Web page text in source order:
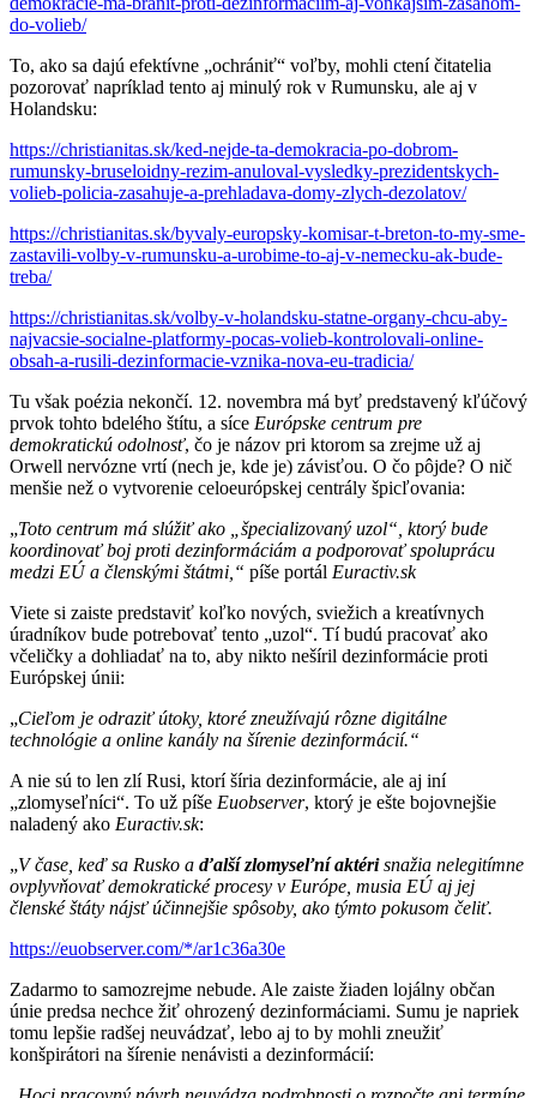
do-volieb/
To, ako sa dajú efektívne „ochrániť“ voľby, mohli ctení čitatelia
pozorovať napríklad tento aj minulý rok v Rumunsku, ale aj v
Holandsku:
https://christianitas.sk/ked-nejde-ta-demokracia-po-dobrom-
rumunsky-bruseloidny-rezim-anuloval-vysledky-prezidentskych-
volieb-policia-zasahuje-a-prehladava-domy-zlych-dezolatov/
https://christianitas.sk/byvaly-europsky-komisar-t-breton-to-my-sme-
zastavili-volby-v-rumunsku-a-urobime-to-aj-v-nemecku-ak-bude-
treba/
https://christianitas.sk/volby-v-holandsku-statne-organy-chcu-aby-
najvacsie-socialne-platformy-pocas-volieb-kontrolovali-online-
obsah-a-rusili-dezinformacie-vznika-nova-eu-tradicia/
Tu však poézia nekončí. 12. novembra má byť predstavený kľúčový
prvok tohto bdelého štítu, a síce Európske centrum pre
demokratickú odolnosť, čo je názov pri ktorom sa zrejme už aj
Orwell nervózne vrtí (nech je, kde je) závisťou. O čo pôjde? O nič
menšie než o vytvorenie celoeurópskej centrály špicľovania:
„Toto centrum má slúžiť ako „špecializovaný uzol“, ktorý bude
koordinovať boj proti dezinformáciám a podporovať spoluprácu
medzi EÚ a členskými štátmi,“ píše portál Euractiv.sk
Viete si zaiste predstaviť koľko nových, sviežich a kreatívnych
úradníkov bude potrebovať tento „uzol“. Tí budú pracovať ako
včeličky a dohliadať na to, aby nikto nešíril dezinformácie proti
Európskej únii:
„Cieľom je odraziť útoky, ktoré zneužívajú rôzne digitálne
technológie a online kanály na šírenie dezinformácií.“
A nie sú to len zlí Rusi, ktorí šíria dezinformácie, ale aj iní
„zlomyseľníci“. To už píše Euobserver, ktorý je ešte bojovnejšie
naladený ako Euractiv.sk:
„V čase, keď sa Rusko a ďalší zlomyseľní aktérisnažia nelegitímne
ovplyvňovať demokratické procesy v Európe, musia EÚ aj jej
členské štáty nájsť účinnejšie spôsoby, ako týmto pokusom čeliť.
https://euobserver.com/*/ar1c36a30e
Zadarmo to samozrejme nebude. Ale zaiste žiaden lojálny občan
únie predsa nechce žiť ohrozený dezinformáciami. Sumu je napriek
tomu lepšie radšej neuvádzať, lebo aj to by mohli zneužiť
konšpirátori na šírenie nenávisti a dezinformácií: